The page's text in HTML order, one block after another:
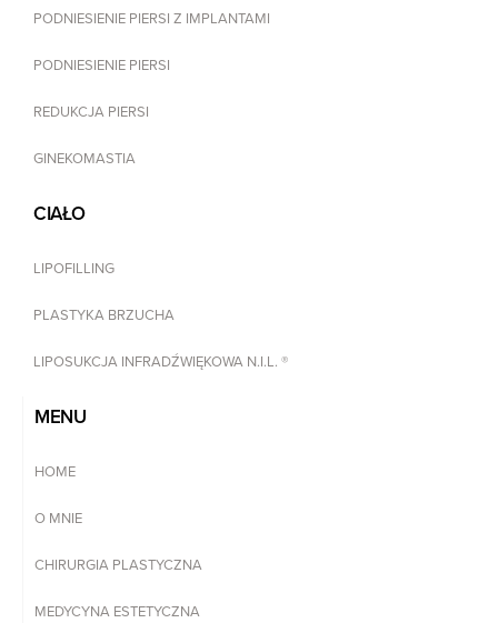
PODNIESIENIE PIERSI Z IMPLANTAMI
PODNIESIENIE PIERSI
REDUKCJA PIERSI
GINEKOMASTIA
CIAŁO
LIPOFILLING
PLASTYKA BRZUCHA
LIPOSUKCJA INFRADŹWIĘKOWA N.I.L. ®
MENU
HOME
O MNIE
CHIRURGIA PLASTYCZNA
MEDYCYNA ESTETYCZNA